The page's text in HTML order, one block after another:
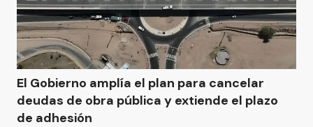
El Gobierno amplía el plan para cancelar
deudas de obra pública y extiende el plazo
de adhesión